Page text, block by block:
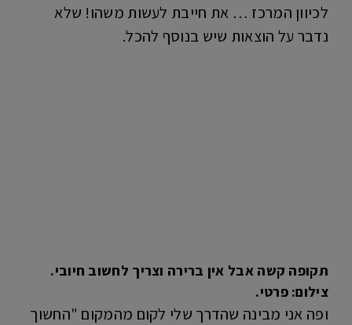
לכיוון המרכז … את חייבת לעשות משהו! שלא
נדבר על הוצאות שיש בנוסף להכל.
תקופה קשה אבל אין ברירה וצריך לחשוב חיובי.
צילום: פרטי.
ופה אני מבינה שהדרך שלי לקום מהמקום "החשוך